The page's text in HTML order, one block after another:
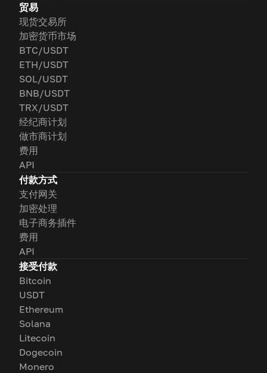
贸易
现货交易所
加密货币市场
BTC/USDT
ETH/USDT
SOL/USDT
BNB/USDT
TRX/USDT
经纪商计划
做市商计划
费用
API
付款方式
支付网关
加密处理
电子商务插件
费用
API
接受付款
Bitcoin
USDT
Ethereum
Solana
Litecoin
Dogecoin
Monero